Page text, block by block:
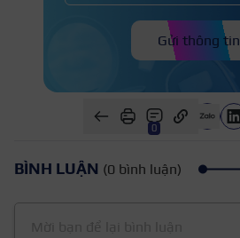
Gửi thông tin
0
BÌNH LUẬN (0 bình luận)